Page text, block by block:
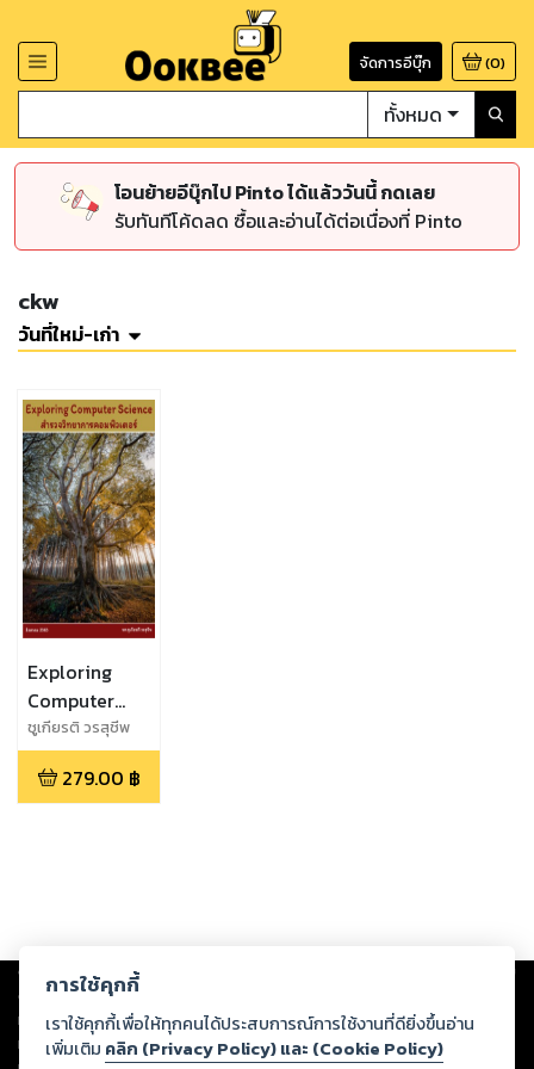
จัดการอีบุ๊ก (0)
ทั้งหมด
โอนย้ายอีบุ๊กไป Pinto ได้แล้ววันนี้ กดเลย
รับทันทีโค้ดลด ซื้อและอ่านได้ต่อเนื่องที่ Pinto
ckw
วันที่ใหม่-เก่า
Exploring
Computer
Science
ชูเกียรติ วรสุชีพ
279.00 ฿
Copyright © 2026
ต่อผลงานหรือเนื้อหาใดที่อัปโหลดผ่านเว็บไซต์และปรากฏว่าละเมิดสิทธิใน
ทรัพย์สินทางปัญญาของบุคคลอื่นหรือขัดต่อกฎหมายและศีลธรรม ดังนั้น ผู้อ่าน
ทุกท่านโปรดใช้วิจารณญาณในการกลั่นกรองด้วยตนเอง และหากท่านพบว่าส่วน
การใช้คุกกี้
เราใช้คุกกี้เพื่อให้ทุกคนได้ประสบการณ์การใช้งานที่ดียิ่งขึ้นอ่าน
เพิ่มเติม คลิก (Privacy Policy) และ (Cookie Policy)